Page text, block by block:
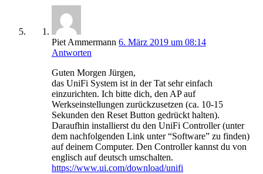
Piet Ammermann 6. März 2019 um 08:14
Antworten
Guten Morgen Jürgen,
das UniFi System ist in der Tat sehr einfach
einzurichten. Ich bitte dich, den AP auf
Werkseinstellungen zurückzusetzen (ca. 10-15
Sekunden den Reset Button gedrückt halten).
Daraufhin installierst du den UniFi Controller (unter
dem nachfolgenden Link unter “Software” zu finden)
auf deinem Computer. Den Controller kannst du von
englisch auf deutsch umschalten.
https://www.ui.com/download/unifi